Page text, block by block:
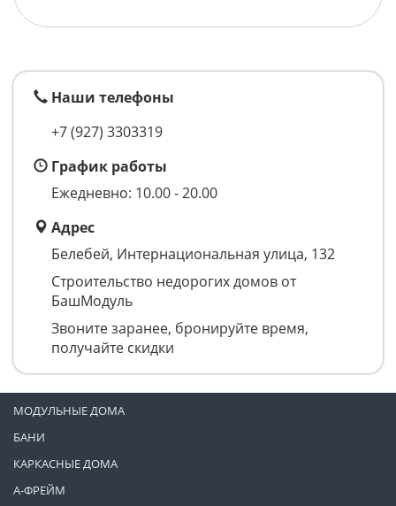
Наши телефоны
+7 (927) 3303319
График работы
Ежедневно: 10.00 - 20.00
Адрес
Белебей, Интернациональная улица, 132
Строительство недорогих домов от
БашМодуль
Звоните заранее, бронируйте время,
получайте скидки
МОДУЛЬНЫЕ ДОМА
БАНИ
КАРКАСНЫЕ ДОМА
А-ФРЕЙМ